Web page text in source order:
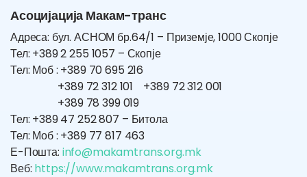
Асоцијација Макам-транс
Адреса: бул. АСНОМ бр.64/1 – Приземје, 1000 Скопје
Тел: +389 2 255 1057 – Скопје
Тел: Моб : +389 70 695 216
+389 72 312 101 +389 72 312 001
+389 78 399 019
Тел: +389 47 252 807 – Битола
Тел: Моб : +389 77 817 463
Е-Пошта: info@makamtrans.org.mk
Веб: https://www.makamtrans.org.mk